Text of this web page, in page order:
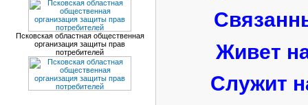
Псковская областная общественная
организация защиты прав
потребителей
Живет
Служит